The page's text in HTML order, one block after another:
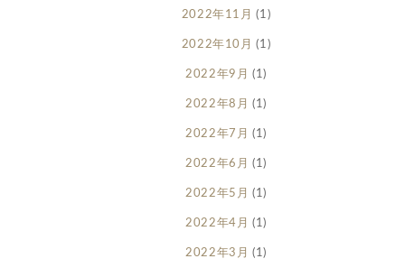
2022年11月 (1)
2022年10月 (1)
2022年9月 (1)
2022年8月 (1)
2022年7月 (1)
2022年6月 (1)
2022年5月 (1)
2022年4月 (1)
2022年3月 (1)